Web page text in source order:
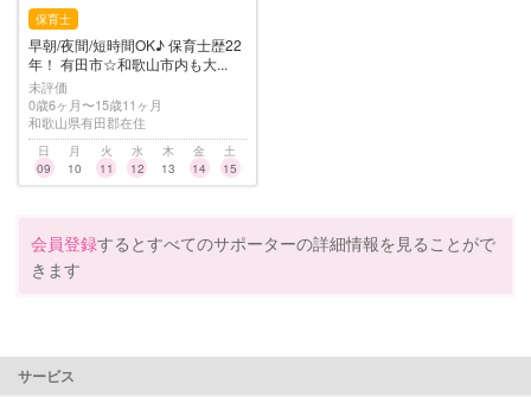
保育士
早朝/夜間/短時間OK♪ 保育士歴22
年！ 有田市☆和歌山市内も大...
未評価
0歳6ヶ月〜15歳11ヶ月
和歌山県有田郡在住
日
09
月
10
火
11
水
12
木
13
金
14
土
15
会員登録するとすべてのサポーターの詳細情報を見ることがで
きます
サービス